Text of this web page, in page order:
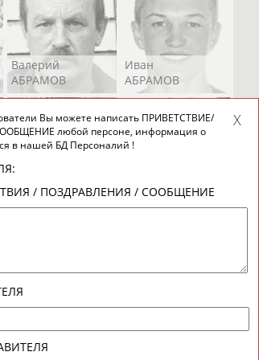
Валерий
АБРАМОВ
Иван
АБРАМОВ
Ирина
АБРАМОВА
АБРАМОВА
Осеп
АБРАМЯН
АБРАРОВ
Вы можете написать ПРИВЕТСТВИЕ/
любой персоне, информация о
в нашей БД Персоналий !
/ ПОЗДРАВЛЕНИЯ / СООБЩЕНИЕ